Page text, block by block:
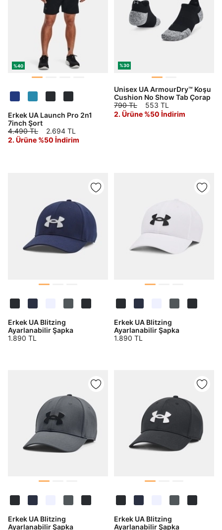
%40
Erkek UA Launch Pro 2n1
7inch Şort
4.490 TL
2.694 TL
2. Ürüne %50 İndirim
%30
Unisex UA ArmourDry™ Koşu
Cushion No Show Tab Çorap
790 TL
553 TL
2. Ürüne %50 İndirim
Erkek UA Blitzing
Ayarlanabilir Şapka
1.890 TL
Erkek UA Blitzing
Ayarlanabilir Şapka
1.890 TL
Erkek UA Blitzing
Ayarlanabilir Şapka
Erkek UA Blitzing
Ayarlanabilir Şapka
E-posta
Giriş Yap
Telefon Numarası*
Şifre*
göster